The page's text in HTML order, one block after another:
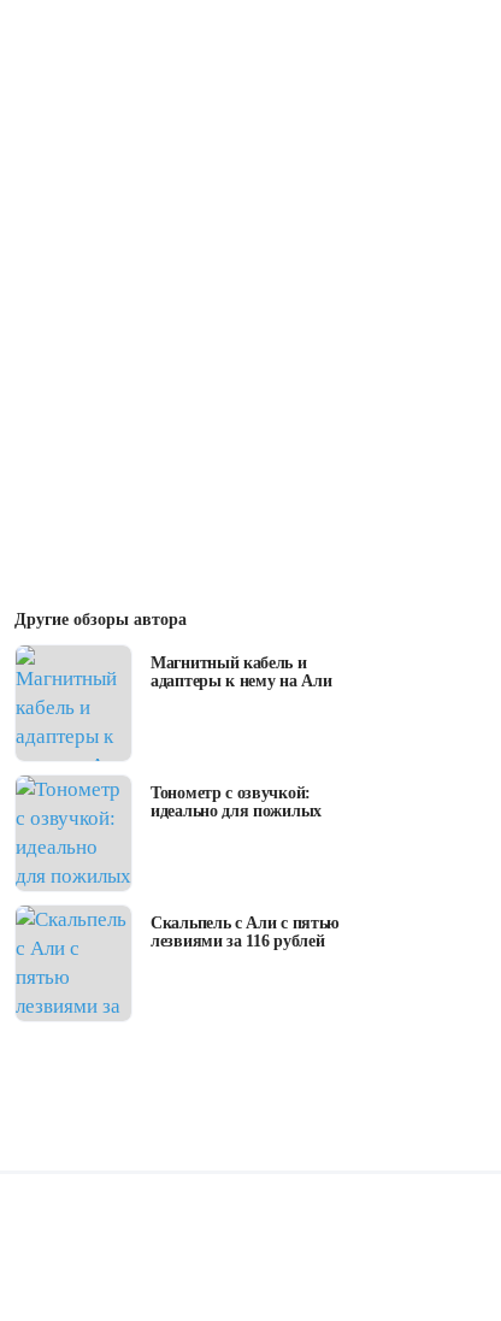
Другие обзоры автора
Магнитный кабель и
адаптеры к нему на Али
Тонометр с озвучкой:
идеально для пожилых
Скальпель с Али с пятью
лезвиями за 116 рублей